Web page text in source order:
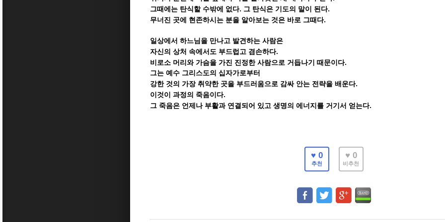
그때에는 탄식할 수밖에 없다. 그 탄식은 기도의 말이 된다.
무너진 곳에 현존하시는 분을 알아보는 것은 바로 그때다.
일상에서 하느님을 만나고 발견하는 사람은
자신의 상처 속에서도 부드럽고 겸손하다.
비로소 머리와 가슴을 가진 진정한 사람으로 거듭나기 때문이다.
그는 예수 그리스도의 십자가로부터
강한 것의 가장 취약한 곳을 부드러움으로 감싸 안는 전략을 배운다.
이것이 과정의 죽음이다.
그 죽음은 언제나 부활과 연결되어 있고 생명의 에너지를 거기서 얻는다.
♥ 0
추천
♥ 0
비추천